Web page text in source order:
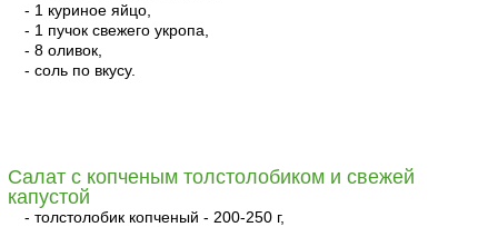
- 1 куриное яйцо,
- 1 пучок свежего укропа,
- 8 оливок,
- соль по вкусу.
Салат с копченым толстолобиком и свежей
капустой
- толстолобик копченый - 200-250 г,